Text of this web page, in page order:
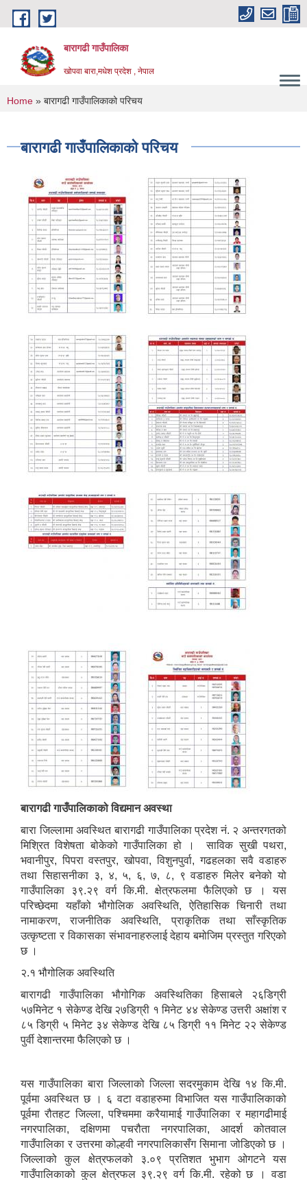
Skip to main content
बारागढी गाउँपालिका
खोपवा बारा,मधेश प्रदेश , नेपाल
You are here
Home » बारागढी गाउँपालिकाको परिचय
बारागढी गाउँपालिकाको परिचय
बारागढी गाउँपालिकाको विद्यमान अवस्था
बारा जिल्लामा अवस्थित बारागढी गाउँपालिका प्रदेश नं. २ अन्तरगतको
मिश्रित विशेषता बोकेको गाउँपालिका हो । साविक सुखी पथरा,
भवानीपुर, पिपरा वस्तपुर, खोपवा, विशुनपुर्वा, गढहलका सवै वडाहरु
तथा सिहासनीका ३, ४, ५, ६, ७, ८, ९ वडाहरु मिलेर बनेको यो
गाउँपालिका ३९.२९ वर्ग कि.मी. क्षेत्रफलमा फैलिएको छ । यस
परिच्छेदमा यहाँको भौगोलिक अवस्थिति, ऐतिहासिक चिनारी तथा
नामाकरण, राजनीतिक अवस्थिति, प्राकृतिक तथा साँस्कृतिक
उत्कृष्टता र विकासका संभावनाहरुलाई देहाय बमोजिम प्रस्तुत गरिएको
छ ।
२.१ भौगोलिक अवस्थिति
बारागढी गाउँपालिका भौगोगिक अवस्थितिका हिसाबले २६डिग्री
५७मिनेट १ सेकेण्ड देखि २७डिग्री १ मिनेट ४४ सेकेण्ड उत्तरी अक्षांश र
८५ डिग्री ५ मिनेट ३४ सेकेण्ड देखि ८५ डिग्री ११ मिनेट २२ सेकेण्ड
पुर्वी देशान्तरमा फैलिएको छ ।
यस गाउँपालिका बारा जिल्लाको जिल्ला सदरमुकाम देखि १४ कि.मी.
पूर्वमा अवस्थित छ । ६ वटा वडाहरुमा विभाजित यस गाउँपालिकाको
पूर्वमा रौतहट जिल्ला, पश्चिममा करैयामाई गाउँपालिका र महागढीमाई
नगरपालिका, दक्षिणमा पचरौता नगरपालिका, आदर्श कोतवाल
गाउँपालिका र उत्तरमा कोल्हवी नगरपालिकासँग सिमाना जोडिएको छ ।
जिल्लाको कुल क्षेत्रफलको ३.०९ प्रतिशत भुभाग ओगटने यस
गाउँपालिकाको कुल क्षेत्रफल ३९.२९ वर्ग कि.मी. रहेको छ । वडा